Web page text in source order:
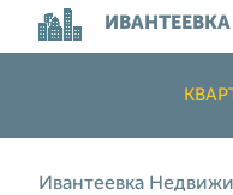
Ивантеевка